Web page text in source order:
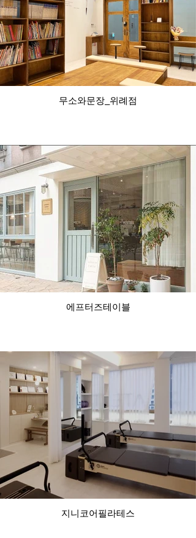
무소와문장_위례점
에프터즈테이블
지니코어필라테스